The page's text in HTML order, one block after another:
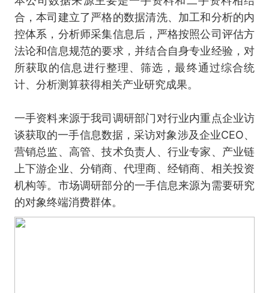
合，本司建立了严格的数据清洗、加工和分析的内
控体系，分析师采集信息后，严格按照公司评估方
法论和信息规范的要求，并结合自身专业经验，对
所获取的信息进行整理、筛选，最终通过综合统
计、分析测算获得相关产业研究成果。
一手资料来源于我司调研部门对行业内重点企业访
谈获取的一手信息数据，采访对象涉及企业CEO、
营销总监、高管、技术负责人、行业专家、产业链
上下游企业、分销商、代理商、经销商、相关投资
机构等。市场调研部分的一手信息来源为需要研究
的对象终端消费群体。